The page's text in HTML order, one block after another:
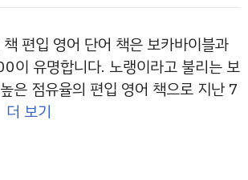
편입 영어 단어 책은 보카바이블과
이 유명합니다. 노랭이라고 불리는 보
은 점유율의 편입 영어 책으로 지난 7
더 보기